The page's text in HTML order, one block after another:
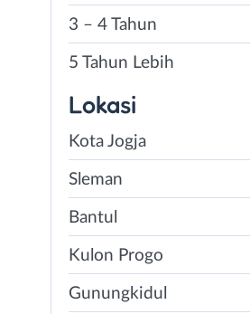
3 – 4 Tahun
5 Tahun Lebih
Lokasi
Kota Jogja
Sleman
Bantul
Kulon Progo
Gunungkidul